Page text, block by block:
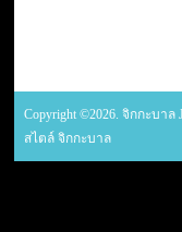
Copyright ©2026. จิกกะบา
สไตล์ จิกกะบาล